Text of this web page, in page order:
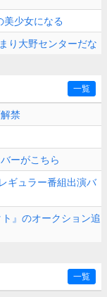
美少女になる
り大野センターだな
一覧
禁
ーがこちら
ギュラー番組出演バ
』のオークション追
一覧